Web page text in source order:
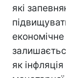
які
як